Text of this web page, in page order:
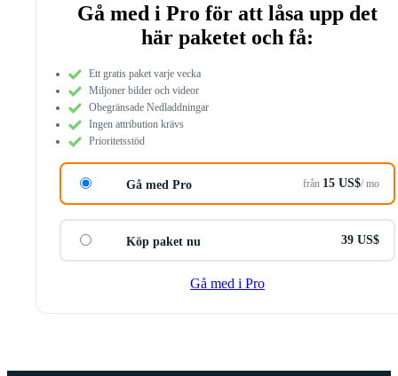
Gå med i Pro för att låsa upp det
här paketet och få:
Ett gratis paket varje vecka
Miljoner bilder och videor
Obegränsade Nedladdningar
Ingen attribution krävs
Prioritetsstöd
Gå med Pro från 15 US$/ mo
Köp paket nu 39 US$
Gå med i Pro